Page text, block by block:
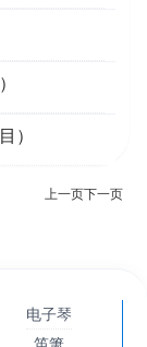
）
上一页下一页
电子琴
笛箫